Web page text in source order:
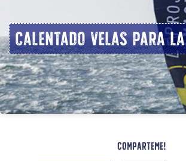
Calentado velas para la
Comparteme!